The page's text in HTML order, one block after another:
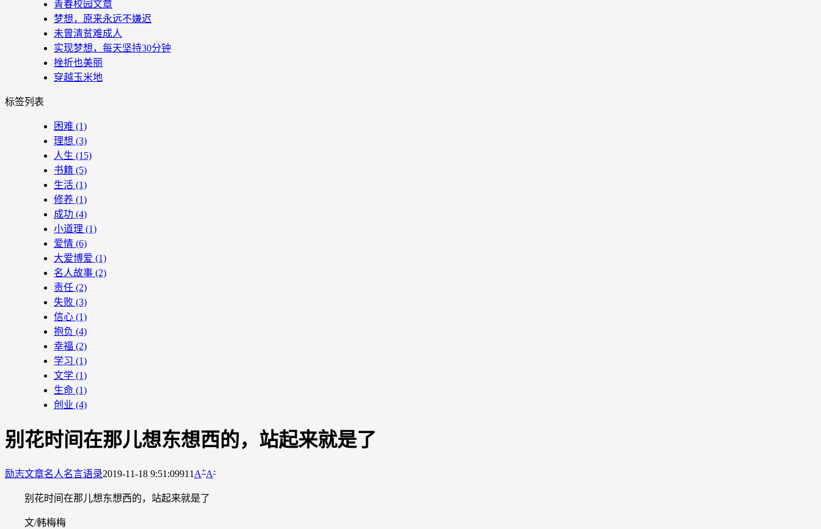
青春校园文章
梦想，原来永远不嫌迟
未曾清贫难成人
实现梦想，每天坚持30分钟
挫折也美丽
穿越玉米地
标签列表
困难 (1)
理想 (3)
人生 (15)
书籍 (5)
生活 (1)
修养 (1)
成功 (4)
小道理 (1)
爱情 (6)
大爱博爱 (1)
名人故事 (2)
责任 (2)
失败 (3)
信心 (1)
抱负 (4)
幸福 (2)
学习 (1)
文学 (1)
生命 (1)
创业 (4)
别花时间在那儿想东想西的，站起来就是了
励志文章名人名言语录2019-11-18 9:51:09911 A+A-
别花时间在那儿想东想西的，站起来就是了
文/韩梅梅